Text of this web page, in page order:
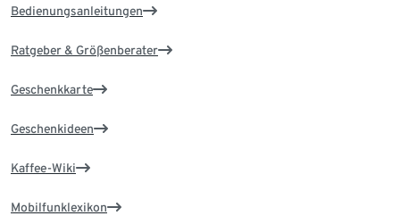
Bedienungsanleitungen
Ratgeber & Größenberater
Geschenkkarte
Geschenkideen
Kaffee-Wiki
Mobilfunklexikon